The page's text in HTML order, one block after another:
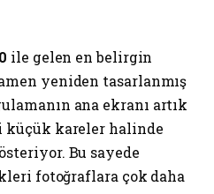
ile gelen en belirgin
yeniden tasarlanmış
ana ekranı artık
küçük kareler halinde
Bu sayede
fotoğraflara çok daha